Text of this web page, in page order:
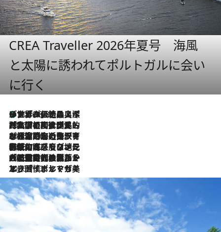
CREA Traveller 2026年夏号 海風
と太陽に誘われてポルトガルに会い
に行く
2026.8.8
リスボンの絶品スイーツ「パステル・デ・ナタ」とは？ポルトガル伝統の奥深い世界へ
2026.7.27
「私の祖国はポルトガル語です」国民的詩人フェルナンド・ペソアと、彼が愛した文学の街を歩く
2026.7.26
ポルトガル近海が育む極上の海の幸。キリリと冷えた白ワインと愉しむ、シーフード専門店の贅沢
2026.7.22
伝統の味をモダンに昇華。高感度な地元客が集う、リスボンの最旬ガストロノミー
2026.7.21
大航海時代の栄華から、震災、独裁、そして革命へ。ポルトガル・首都リスボンの石畳に刻まれた「歴史の光と影」
2026.7.13
エッセイ・ヤマザキマリ「慎ましくも美しき国 ポルトガル」